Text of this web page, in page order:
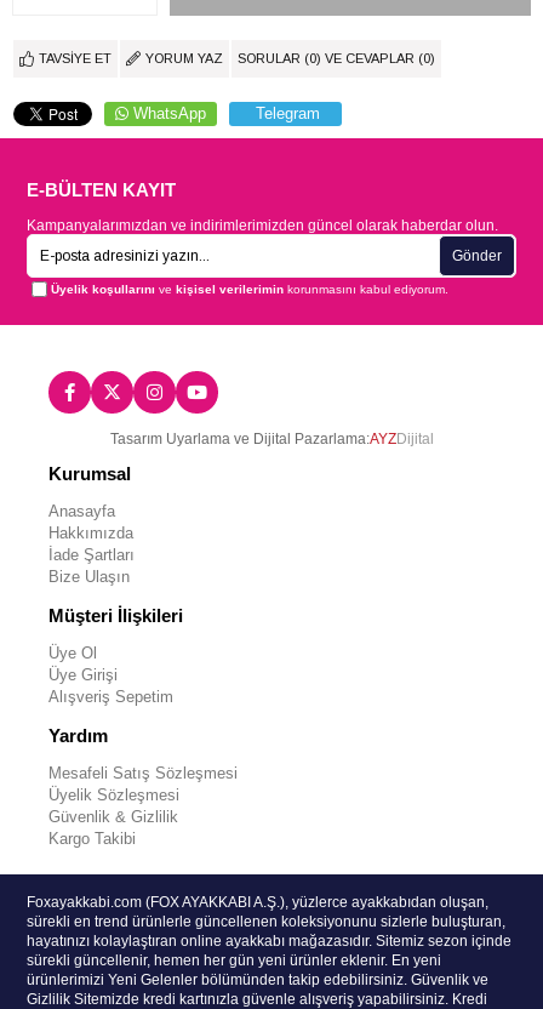
TAVSIYE ET YORUM YAZ SORULAR (0) VE CEVAPLAR (0)
WhatsApp Telegram
E-BÜLTEN KAYIT
Kampanyalarımızdan ve indirimlerimizden güncel olarak haberdar olun.
Gönder
Üyelik koşullarını vekişisel verilerimin korunmasını kabul ediyorum.
Tasarım Uyarlama ve Dijital Pazarlama:AYZDijital
Kurumsal
Anasayfa
Hakkımızda
İade Şartları
Bize Ulaşın
Müşteri İlişkileri
Üye Ol
Üye Girişi
Alışveriş Sepetim
Yardım
Mesafeli Satış Sözleşmesi
Üyelik Sözleşmesi
Güvenlik & Gizlilik
Kargo Takibi
Foxayakkabi.com (FOX AYAKKABI A.Ş.), yüzlerce ayakkabıdan oluşan,
sürekli en trend ürünlerle güncellenen koleksiyonunu sizlerle buluşturan,
hayatınızı kolaylaştıran online ayakkabı mağazasıdır. Sitemiz sezon içinde
sürekli güncellenir, hemen her gün yeni ürünler eklenir. En yeni
ürünlerimizi Yeni Gelenler bölümünden takip edebilirsiniz. Güvenlik ve
Gizlilik Sitemizde kredi kartınızla güvenle alışveriş yapabilirsiniz. Kredi